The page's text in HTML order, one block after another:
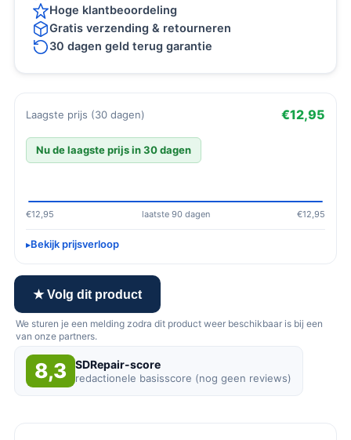
Hoge klantbeoordeling
Gratis verzending & retourneren
30 dagen geld terug garantie
Laagste prijs (30 dagen) €12,95
Nu de laagste prijs in 30 dagen
€12,95 laatste 90 dagen €12,95
Bekijk prijsverloop
★ Volg dit product
We sturen je een melding zodra dit product weer beschikbaar is bij een
van onze partners.
8,3 SDRepair-score
redactionele basisscore (nog geen reviews)